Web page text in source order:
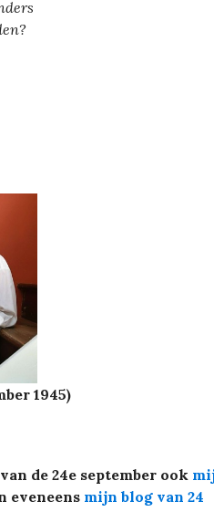
1945)
de 24e september ook
eveneens mijn blog van 24